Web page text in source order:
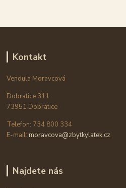
Kontakt
Vendula Moravcová
Dobratice 311
73951 Dobratice
Telefon: 734 800 334
E-mail: moravcova@zbytkylatek.cz
Najdete nás